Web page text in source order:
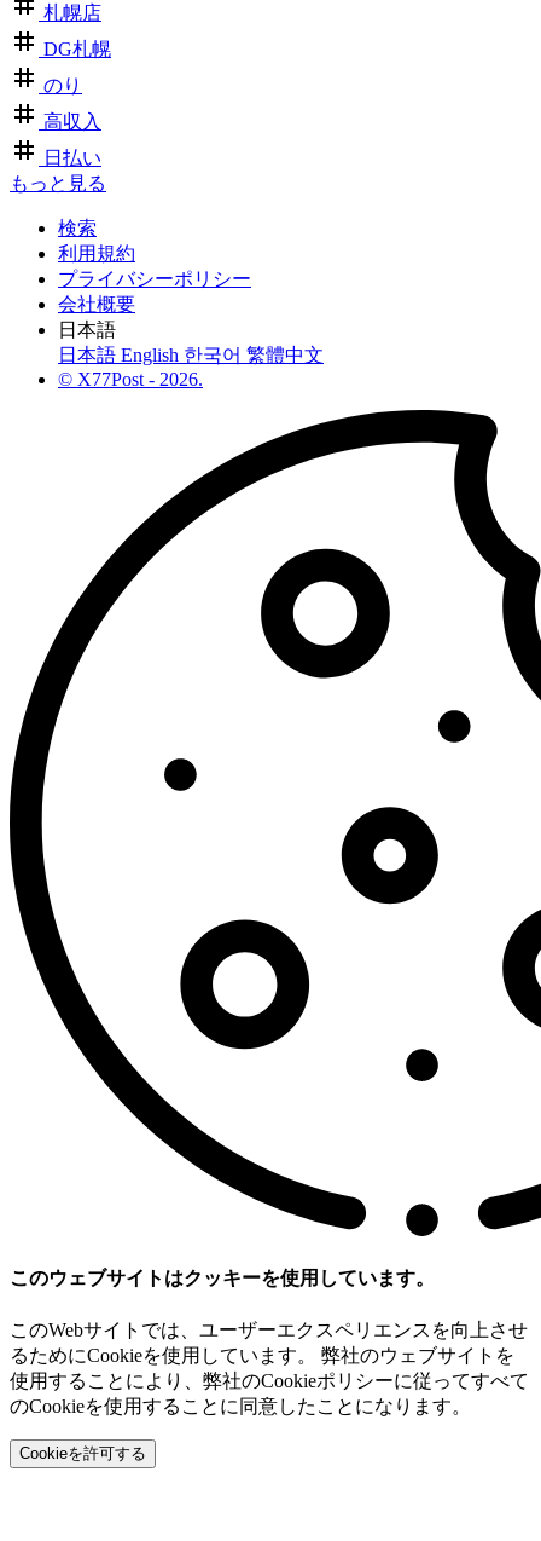
札幌店
DG札幌
のり
高収入
日払い
もっと見る
検索
利用規約
プライバシーポリシー
会社概要
日本語
日本語 English 한국어 繁體中文
© X77Post - 2026.
このウェブサイトはクッキーを使用しています。
このWebサイトでは、ユーザーエクスペリエンスを向上させ
るためにCookieを使用しています。 弊社のウェブサイトを
使用することにより、弊社のCookieポリシーに従ってすべて
のCookieを使用することに同意したことになります。
Cookieを許可する